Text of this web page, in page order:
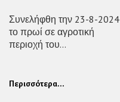
Συνελήφθη την 23-8-2024
το πρωί σε αγροτική
περιοχή του...
Περισσότερα...